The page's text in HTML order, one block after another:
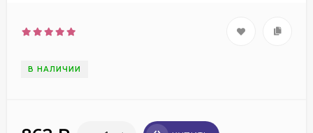
В НАЛИЧИИ